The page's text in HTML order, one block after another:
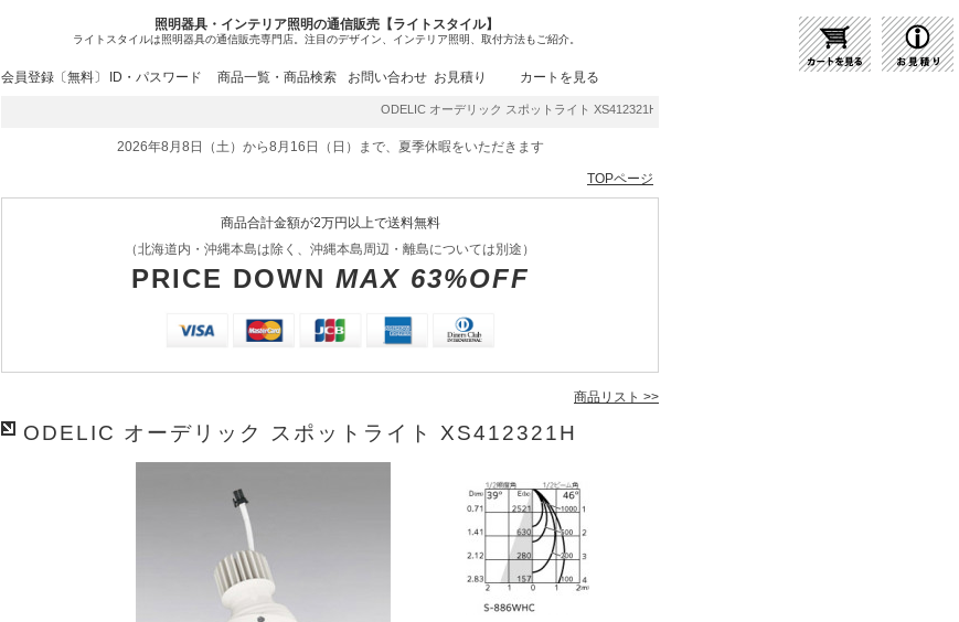
照明器具・インテリア照明の通信販売【ライトスタイル】
ライトスタイルは照明器具の通信販売専門店。注目のデザイン、インテリア照明、取付方法もご紹介。
会員登録〔無料〕 ID・パスワード 商品一覧・商品検索 お問い合わせ お見積り カートを見る
ODELIC オーデリック スポットライト XS412321H | 商品紹介 | 照明器具の通販・インテリア照明の通信販売
2026年8月8日（土）から8月16日（日）まで、夏季休暇をいただきます
TOPページ
商品合計金額が2万円以上で送料無料
（北海道内・沖縄本島は除く、沖縄本島周辺・離島については別途）
PRICE DOWN MAX 63%OFF
商品リスト >>
ODELIC オーデリック スポットライト XS412321H